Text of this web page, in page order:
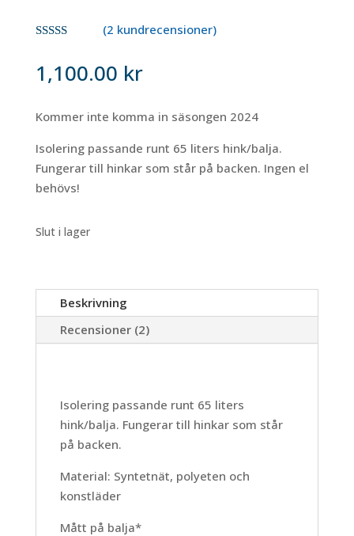
baserat på
kundrecensi
(2 kundrecensioner)
1,100.00 kr
Kommer inte komma in säsongen 2024
Isolering passande runt 65 liters hink/balja.
Fungerar till hinkar som står på backen. Ingen el
behövs!
Slut i lager
Beskrivning
Recensioner (2)
Isolering passande runt 65 liters
hink/balja. Fungerar till hinkar som står
på backen.
Material: Syntetnät, polyeten och
konstläder
Mått på balja*